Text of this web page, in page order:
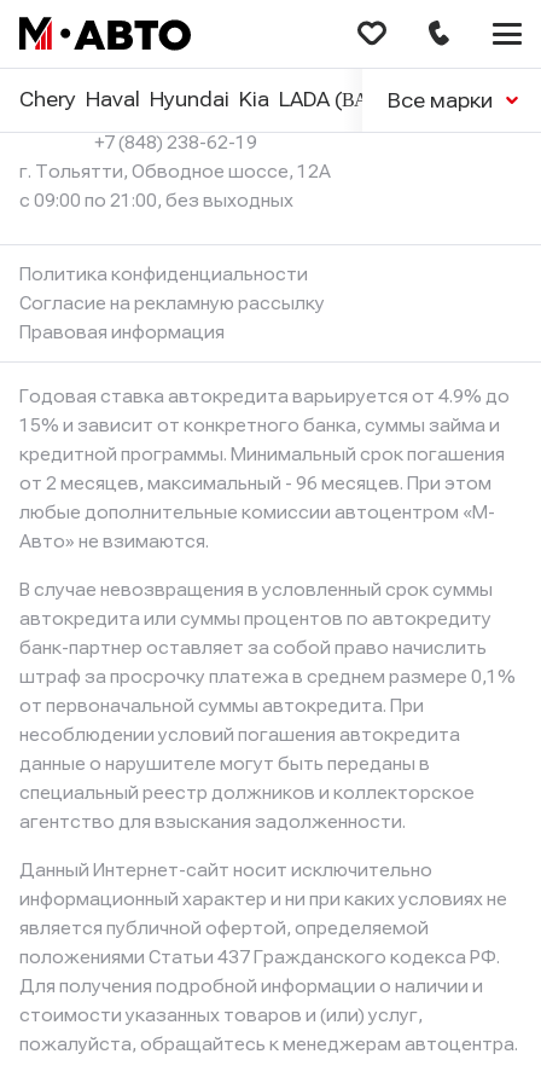
Chery Haval Hyundai Kia LADA (ВАЗ) Nissan
Все марки
+7 (848) 238-62-19
г. Тольятти, Обводное шоссе, 12А
с 09:00 по 21:00, без выходных
Политика конфиденциальности
Согласие на рекламную рассылку
Правовая информация
Годовая ставка автокредита варьируется от 4.9% до
15% и зависит от конкретного банка, суммы займа и
кредитной программы. Минимальный срок погашения
от 2 месяцев, максимальный - 96 месяцев. При этом
любые дополнительные комиссии автоцентром «М-
Авто» не взимаются.
В случае невозвращения в условленный срок суммы
автокредита или суммы процентов по автокредиту
банк-партнер оставляет за собой право начислить
штраф за просрочку платежа в среднем размере 0,1%
от первоначальной суммы автокредита. При
несоблюдении условий погашения автокредита
данные о нарушителе могут быть переданы в
специальный реестр должников и коллекторское
агентство для взыскания задолженности.
Данный Интернет-сайт носит исключительно
информационный характер и ни при каких условиях не
является публичной офертой, определяемой
положениями Статьи 437 Гражданского кодекса РФ.
Для получения подробной информации о наличии и
стоимости указанных товаров и (или) услуг,
пожалуйста, обращайтесь к менеджерам автоцентра.